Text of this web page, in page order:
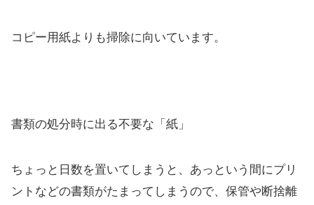
コピー用紙よりも掃除に向いています。
書類の処分時に出る不要な「紙」
ちょっと日数を置いてしまうと、あっという間にプリ
ントなどの書類がたまってしまうので、保管や断捨離